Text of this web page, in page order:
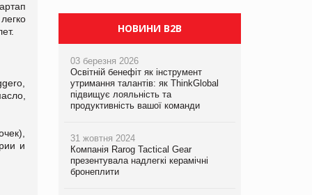
и
НОВИНИ B2B
03 березня 2026
Освітній бенефіт як інструмент
утримання талантів: як ThinkGlobal
підвищує лояльність та
продуктивність вашої команди
31 жовтня 2024
Компанія Rarog Tactical Gear
презентувала надлегкі керамічні
бронеплити